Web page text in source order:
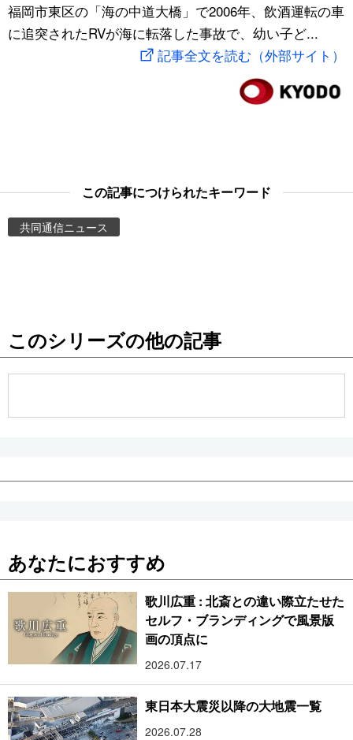
文化
動画/Live
お知らせ
スポーツ・東京2020
福岡市東区の「海の中道大橋」で2006年、飲酒運転の車
に追突されたRVが海に転落した事故で、幼い子ど...
記事全文を読む（外部サイト）
この記事につけられたキーワード
共同通信ニュース
このシリーズの他の記事
あなたにおすすめ
歌川広重 : 北斎との違い際立たせた
セルフ・ブランディングで風景版
画の頂点に
2026.07.17
東日本大震災以降の大地震一覧
2026.07.28